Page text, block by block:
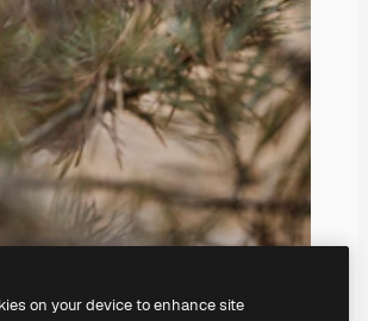
on your device to enhance site